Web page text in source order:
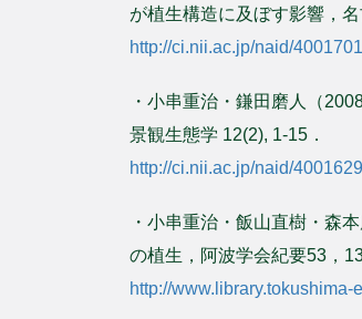
が植生構造に及ぼす影響，
http://ci.nii.ac.jp/naid/
・小串重治・鎌田磨人（
景観生態学 12(2), 1-15．
http://ci.nii.ac.jp/naid/
・小串重治・飯山直樹・森
の植生，阿波学会紀要53，
http://